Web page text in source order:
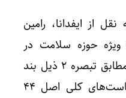
از ایفدانا، رامین
ویژه حوزه سلامت در
قوانین کشور اظهار داشت: مطابق تبصره ۲ ذیل بند
ج ماده ۳ قانون اجرای سیاست‌های کلی اصل ۴۴